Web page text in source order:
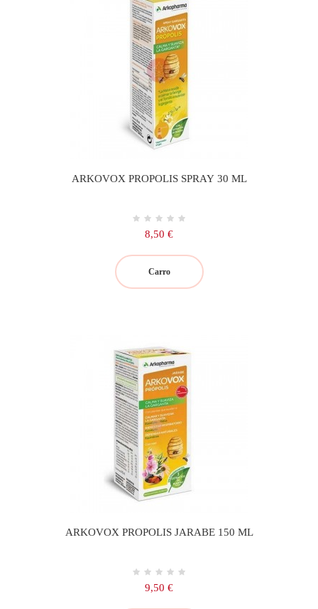
ARKOVOX PROPOLIS SPRAY 30 ML
Precio
8,50 €
Carro
ARKOVOX PROPOLIS JARABE 150 ML
Precio
9,50 €